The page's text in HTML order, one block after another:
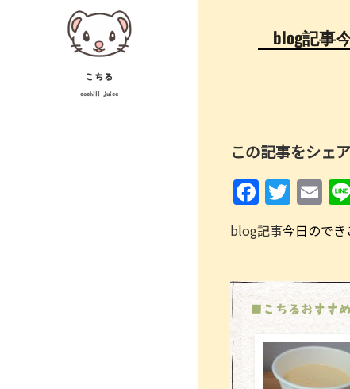
こちる
cochill juice
blog記事
この記事をシェ
F
a
c
b
o
o
k
T
w
itt
E
m
ai
blog記事今日ので
■こちるおすす
ゲ
ー
シ
ョ